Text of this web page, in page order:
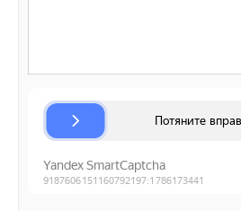
Добавить комментарий